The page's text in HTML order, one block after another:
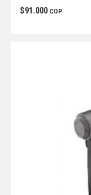
$91.000 COP